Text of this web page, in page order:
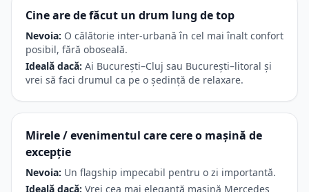
Cine are de făcut un drum lung de top
Nevoia: O călătorie inter-urbană în cel mai înalt confort
posibil, fără oboseală.
Ideală dacă: Ai București–Cluj sau București–litoral și
vrei să faci drumul ca pe o ședință de relaxare.
Mirele / evenimentul care cere o mașină de
excepție
Nevoia: Un flagship impecabil pentru o zi importantă.
Ideală dacă: Vrei cea mai elegantă mașină Mercedes